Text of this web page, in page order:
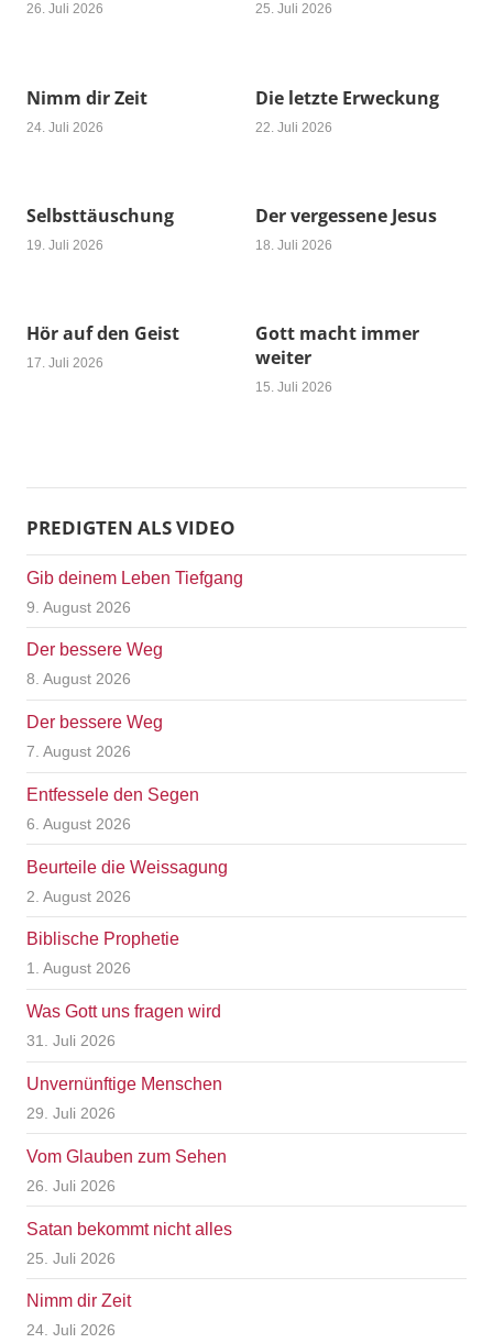
26. Juli 2026 25. Juli 2026
Nimm dir Zeit
24. Juli 2026
Die letzte Erweckung
22. Juli 2026
Selbsttäuschung
19. Juli 2026
Der vergessene Jesus
18. Juli 2026
Hör auf den Geist
17. Juli 2026
Gott macht immer
weiter
15. Juli 2026
PREDIGTEN ALS VIDEO
Gib deinem Leben Tiefgang
9. August 2026
Der bessere Weg
8. August 2026
Der bessere Weg
7. August 2026
Entfessele den Segen
6. August 2026
Beurteile die Weissagung
2. August 2026
Biblische Prophetie
1. August 2026
Was Gott uns fragen wird
31. Juli 2026
Unvernünftige Menschen
29. Juli 2026
Vom Glauben zum Sehen
26. Juli 2026
Satan bekommt nicht alles
25. Juli 2026
Nimm dir Zeit
24. Juli 2026